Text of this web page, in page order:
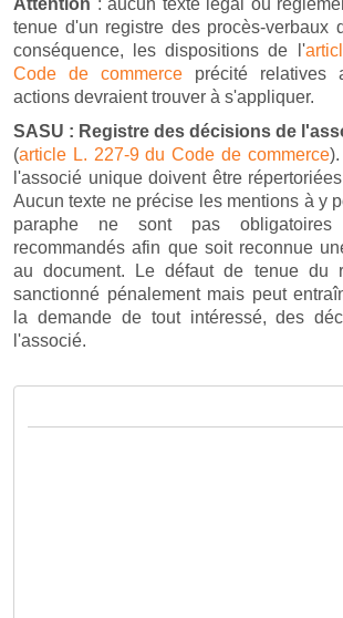
Attention : aucun texte légal ou
tenue d'un registre des procès-verbaux
conséquence, les dispositions de l'
Code de commerce précité relatives
actions devraient trouver à s'appliquer.
SASU : Registre des décisions de
(article L. 227-9 du Code de commerce
l'associé unique doivent être
Aucun texte ne précise les mentions à y
paraphe ne sont pas obligatoires
recommandés afin que soit reconnue
au document. Le défaut de tenue du
sanctionné pénalement mais peut
la demande de tout intéressé, des
l'associé.